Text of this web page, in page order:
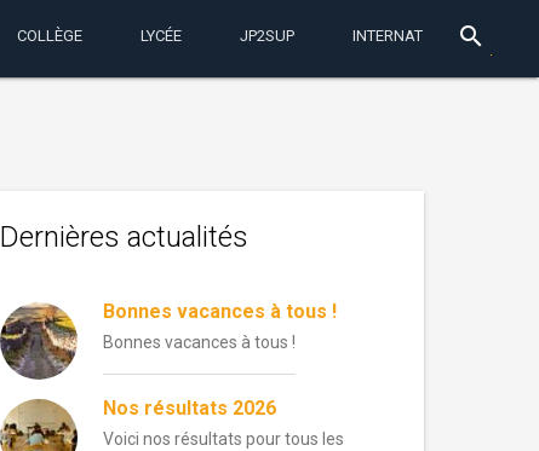
COLLÈGE LYCÉE JP2SUP INTERNAT search
Dernières actualités
Bonnes vacances à tous !
Bonnes vacances à tous !
Nos résultats 2026
Voici nos résultats pour tous les